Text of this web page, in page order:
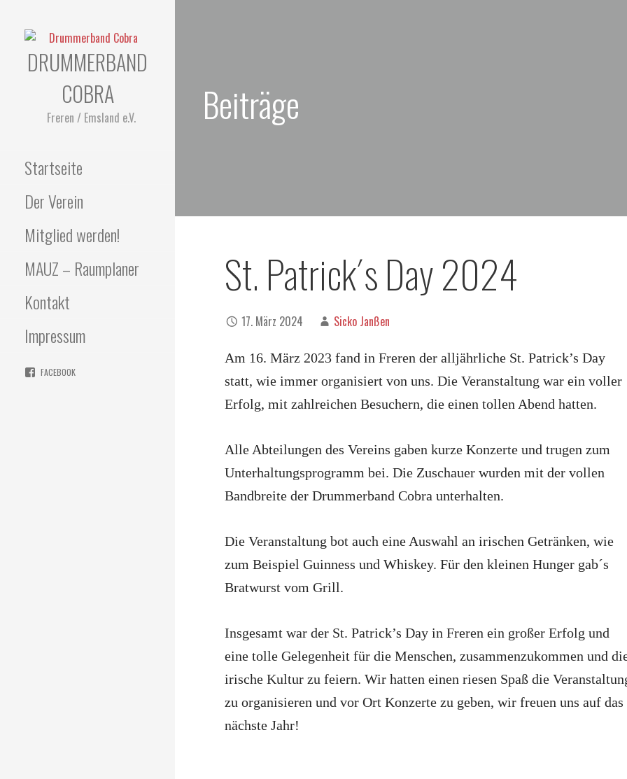
DRUMMERBAND
COBRA
Freren / Emsland e.V.
Startseite
Der Verein
Mitglied werden!
MAUZ – Raumplaner
Kontakt
Impressum
FACEBOOK
Beiträge
St. Patrick´s Day 2024
17. März 2024 Sicko Janßen
Am 16. März 2023 fand in Freren der alljährliche St. Patrick’s Day
statt, wie immer organisiert von uns. Die Veranstaltung war ein voller
Erfolg, mit zahlreichen Besuchern, die einen tollen Abend hatten.
Alle Abteilungen des Vereins gaben kurze Konzerte und trugen zum
Unterhaltungsprogramm bei. Die Zuschauer wurden mit der vollen
Bandbreite der Drummerband Cobra unterhalten.
Die Veranstaltung bot auch eine Auswahl an irischen Getränken, wie
zum Beispiel Guinness und Whiskey. Für den kleinen Hunger gab´s
Bratwurst vom Grill.
Insgesamt war der St. Patrick’s Day in Freren ein großer Erfolg und
eine tolle Gelegenheit für die Menschen, zusammenzukommen und
irische Kultur zu feiern. Wir hatten einen riesen Spaß die
zu organisieren und vor Ort Konzerte zu geben, wir freuen uns auf das
nächste Jahr!